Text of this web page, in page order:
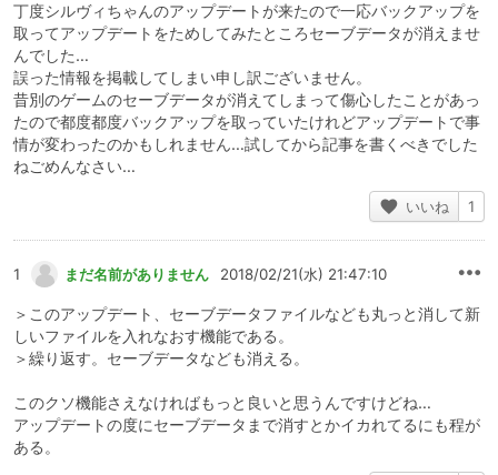
丁度シルヴィちゃんのアップデートが来たので一応バックアップを
取ってアップデートをためしてみたところセーブデータが消えませ
んでした…
誤った情報を掲載してしまい申し訳ございません。
昔別のゲームのセーブデータが消えてしまって傷心したことがあっ
たので都度都度バックアップを取っていたけれどアップデートで事
情が変わったのかもしれません…試してから記事を書くべきでした
ねごめんなさい…
いいね 1
1 まだ名前がありません 2018/02/21(水) 21:47:10
＞このアップデート、セーブデータファイルなども丸っと消して新
しいファイルを入れなおす機能である。
＞繰り返す。セーブデータなども消える。
このクソ機能さえなければもっと良いと思うんですけどね…
アップデートの度にセーブデータまで消すとかイカれてるにも程が
ある。